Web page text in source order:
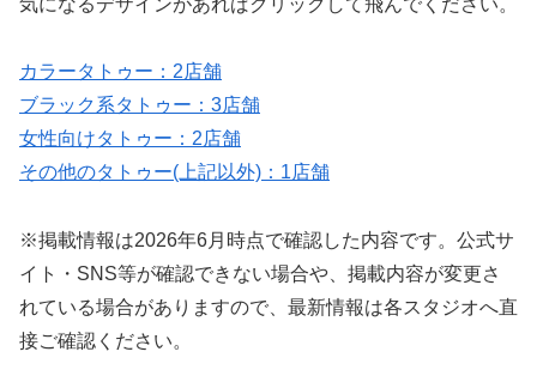
カラータトゥー：2店舗
ブラック系タトゥー：3店舗
女性向けタトゥー：2店舗
その他のタトゥー(上記以外)：1店舗
※掲載情報は2026年6月時点で確認した内容です。公式サ
イト・SNS等が確認できない場合や、掲載内容が変更さ
れている場合がありますので、最新情報は各スタジオへ直
接ご確認ください。